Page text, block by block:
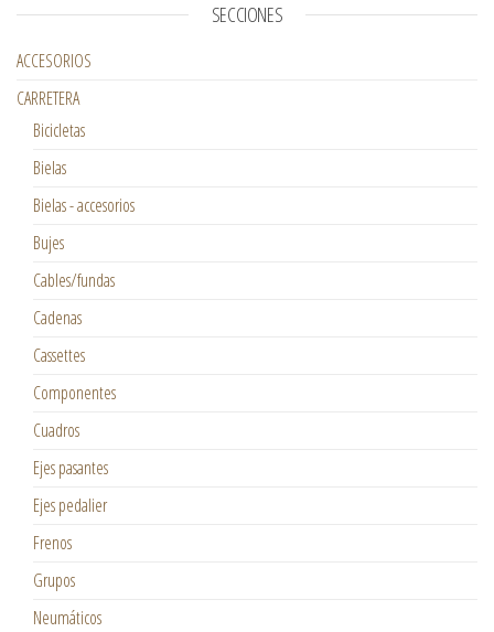
SECCIONES
ACCESORIOS
CARRETERA
Bicicletas
Bielas
Bielas - accesorios
Bujes
Cables/fundas
Cadenas
Cassettes
Componentes
Cuadros
Ejes pasantes
Ejes pedalier
Frenos
Grupos
Neumáticos